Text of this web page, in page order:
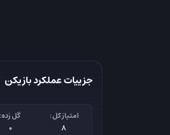
جزییات عملکرد بازیکن
امتیاز کل :
8
گل زده:
0